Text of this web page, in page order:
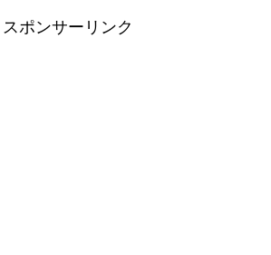
スポンサーリンク